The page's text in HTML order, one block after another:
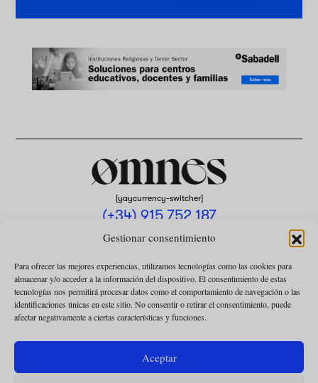
Gestionar consentimiento
Para ofrecer las mejores experiencias, utilizamos tecnologías como las cookies para
almacenar y/o acceder a la información del dispositivo. El consentimiento de estas
tecnologías nos permitirá procesar datos como el comportamiento de navegación o las
identificaciones únicas en este sitio. No consentir o retirar el consentimiento, puede
afectar negativamente a ciertas características y funciones.
Aceptar
[yaycurrency-switcher]
(+34) 915 752 187
omnes@omnesmag.com
POLÍTICA DE PRIVACIDAD
USO DE COOKIES